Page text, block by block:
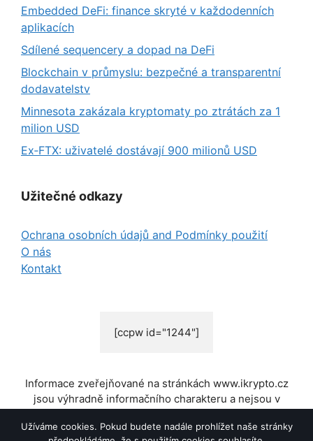
Embedded DeFi: finance skryté v každodenních
aplikacích
Sdílené sequencery a dopad na DeFi
Blockchain v průmyslu: bezpečné a transparentní
dodavatelstv
Minnesota zakázala kryptomaty po ztrátách za 1
milion USD
Ex‑FTX: uživatelé dostávají 900 milionů USD
Užitečné odkazy
Ochrana osobních údajů and Podmínky použití
O nás
Kontakt
[ccpw id="1244"]
Informace zveřejňované na stránkách www.ikrypto.cz
jsou výhradně informačního charakteru a nejsou v
doporučením. Pro bližší informace o rizicích spjatých s
Užíváme cookies. Pokud budete nadále prohlížet naše stránky